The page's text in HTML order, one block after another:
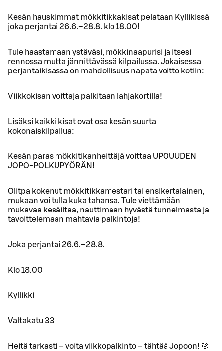
Kesän hauskimmat mökkitikkakisat pelataan Kyllikissä
joka perjantai 26.6.–28.8. klo 18.00!
Tule haastamaan ystäväsi, mökkinaapurisi ja itsesi
rennossa mutta jännittävässä kilpailussa. Jokaisessa
perjantaikisassa on mahdollisuus napata voitto kotiin:
Viikkokisan voittaja palkitaan lahjakortilla!
Lisäksi kaikki kisat ovat osa kesän suurta
kokonaiskilpailua:
Kesän paras mökkitikanheittäjä voittaa UPOUUDEN
JOPO-POLKUPYÖRÄN!
Olitpa kokenut mökkitikkamestari tai ensikertalainen,
mukaan voi tulla kuka tahansa. Tule viettämään
mukavaa kesäiltaa, nauttimaan hyvästä tunnelmasta ja
tavoittelemaan mahtavia palkintoja!
Joka perjantai 26.6.–28.8.
Klo 18.00
Kyllikki
Valtakatu 33
Heitä tarkasti – voita viikkopalkinto – tähtää Jopoon! 🎯